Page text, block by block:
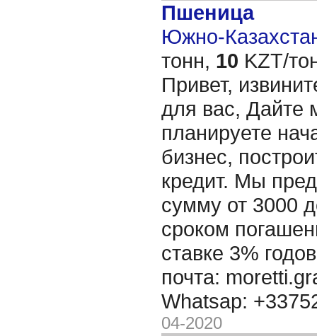
Пшеница
Южно-
тонн, 10 KZT/
Привет,
для вас, Дайте
планируете
бизнес,
кредит. Мы
сумму от 3000
сроком
ставке 3%
почта:
Whatsap:
04-2020